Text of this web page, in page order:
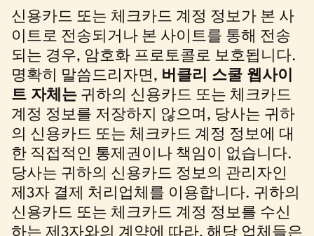
신용카드 또는 체크카드 계정 정보가 본 사
이트로 전송되거나 본 사이트를 통해 전송
되는 경우, 암호화 프로토콜로 보호됩니다.
명확히 말씀드리자면, 버클리 스쿨 웹사이
트 자체는귀하의 신용카드 또는 체크카드
계정 정보를 저장하지 않으며, 당사는 귀하
의 신용카드 또는 체크카드 계정 정보에 대
한 직접적인 통제권이나 책임이 없습니다.
당사는 귀하의 신용카드 정보의 관리자인
제3자 결제 처리업체를 이용합니다. 귀하의
신용카드 또는 체크카드 계정 정보를 수신
하는 제3자와의 계약에 따라, 해당 업체들은